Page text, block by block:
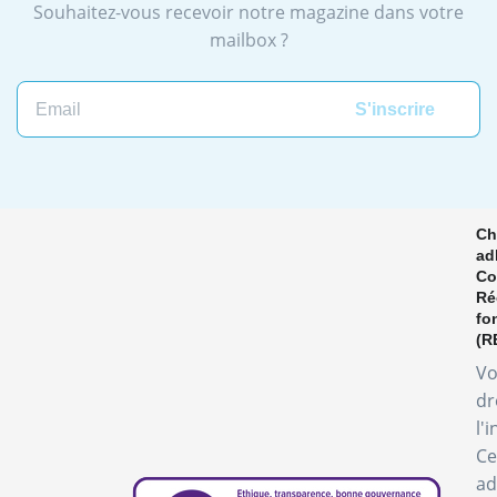
Souhaitez-vous recevoir notre magazine dans votre
mailbox ?